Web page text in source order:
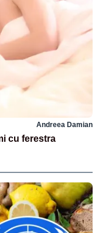
Andreea Damian
cu ferestra